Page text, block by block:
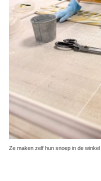
Leukste
Ze maken zelf hun snoep in de